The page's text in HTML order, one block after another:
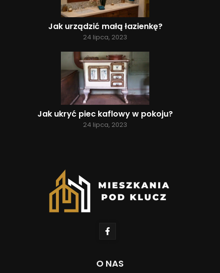
Jak urządzić małą łazienkę?
24 lipca, 2023
Jak ukryć piec kaflowy w pokoju?
24 lipca, 2023
O NAS